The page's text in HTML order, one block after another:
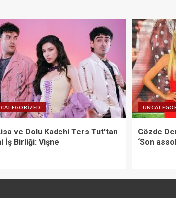
ve Dolu Kadehi Ters Tut’tan
İş Birliği: Vişne
Gözde
‘Son